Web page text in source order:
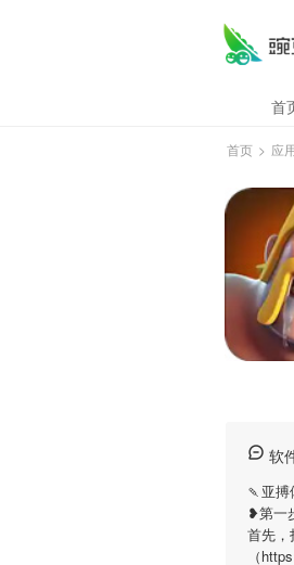
首
首页 > 应
软
🍡亚搏
❥第一
首先，
（